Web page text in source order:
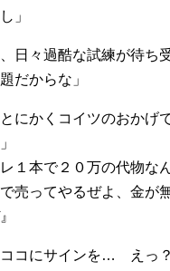
」
日々過酷な試練が待ち
だからな」
にかくコイツのおかげ
１本で２０万の代物な
売ってやるぜよ、金が
ココにサインを… えっ